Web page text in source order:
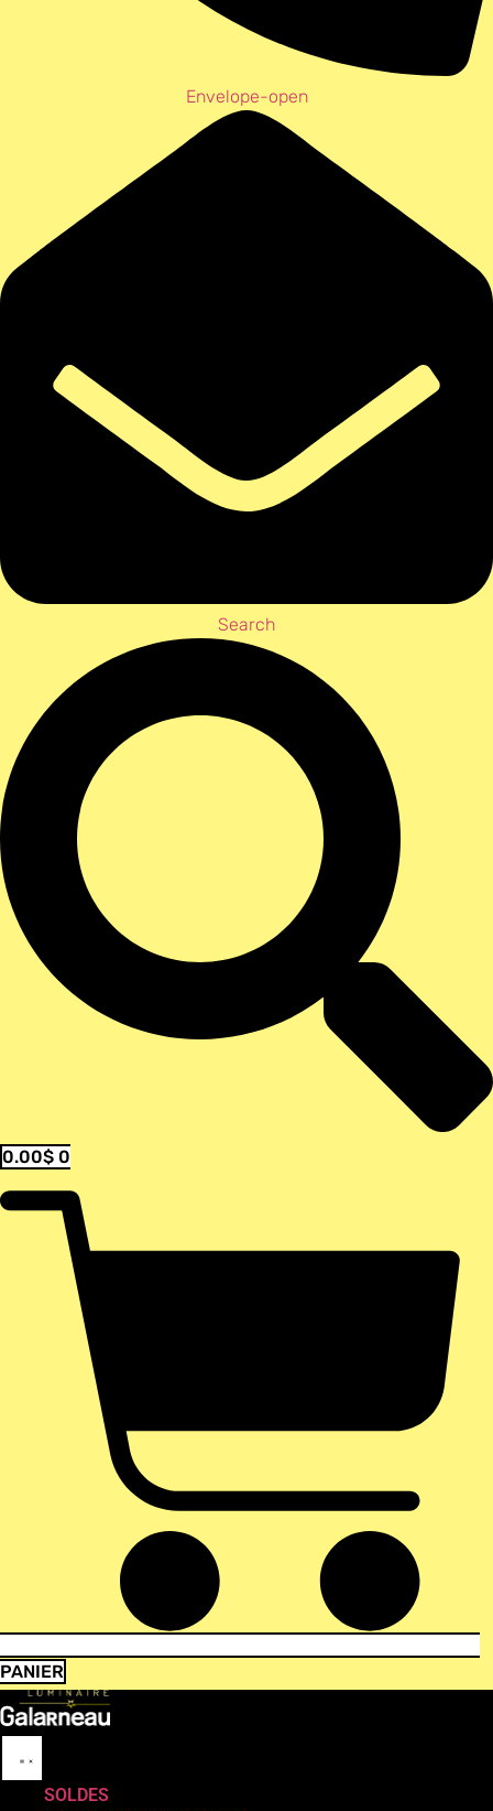
Envelope-open
Search
0.00$ 0
PANIER
SOLDES